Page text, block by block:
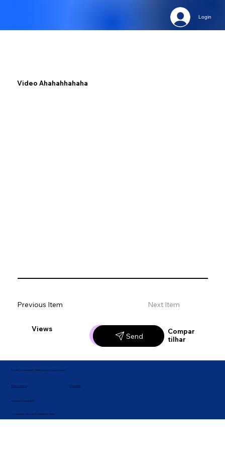
Login
Video Ahahahhahaha
Views
Send
Compar
tilhar
Previous Item Next Item
© 2026 ConnectWave® · MBM Technologies and Games
Termos de uso
Idioma: Português (BR)
Privacidade
Conectando pessoas. Fortalecendo ideias.